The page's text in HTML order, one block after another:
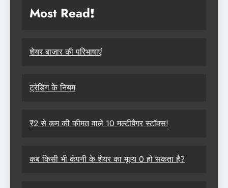
Most Read!
शेयर बाजार की परिभाषाएं
ट्रेडिंग के नियम
₹2 से कम की कीमत वाले 10 मल्टीबैगर स्टॉक्स!
कब किसी भी कंपनी के शेयर का मूल्य 0 हो सकता है?